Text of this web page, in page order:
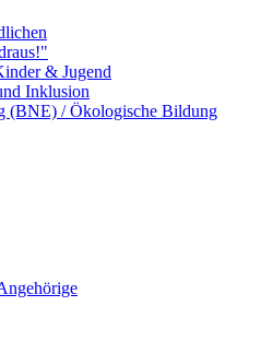
& Jugend
Inklusion
(BNE) / Ökologische Bildung